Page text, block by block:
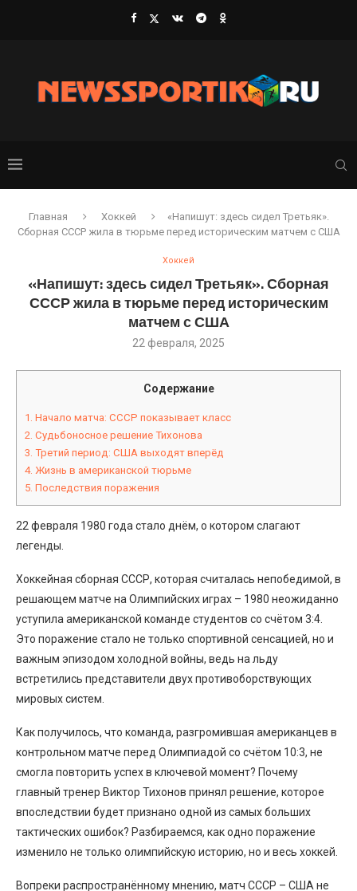
Главная Хоккей
«Напишут: здесь сидел Третьяк».
Сборная СССР жила в тюрьме перед историческим матчем с США
Хоккей
«Напишут: здесь сидел Третьяк». Сборная
СССР жила в тюрьме перед историческим
матчем с США
22 февраля, 2025
Содержание
1. Начало матча: СССР показывает класс
2. Судьбоносное решение Тихонова
3. Третий период: США выходят вперёд
4. Жизнь в американской тюрьме
5. Последствия поражения
22 февраля 1980 года стало днём, о котором слагают
легенды.
Хоккейная сборная СССР, которая считалась непобедимой, в
решающем матче на Олимпийских играх – 1980 неожиданно
уступила американской команде студентов со счётом 3:4.
Это поражение стало не только спортивной сенсацией, но и
важным эпизодом холодной войны, ведь на льду
встретились представители двух противоборствующих
мировых систем.
Как получилось, что команда, разгромившая американцев в
контрольном матче перед Олимпиадой со счётом 10:3, не
смогла повторить успех в ключевой момент? Почему
главный тренер Виктор Тихонов принял решение, которое
впоследствии будет признано одной из самых больших
тактических ошибок? Разбираемся, как одно поражение
изменило не только олимпийскую историю, но и весь хоккей.
Вопреки распространённому мнению, матч СССР – США не